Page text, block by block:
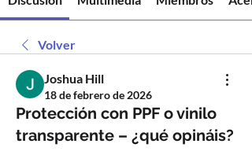
Volver
Joshua Hill
18 de febrero de 2026
Protección con PPF o vinilo
transparente – ¿qué opináis?